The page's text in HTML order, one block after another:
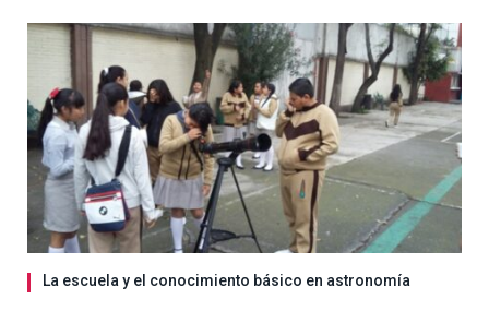
La escuela y el conocimiento básico en astronomía